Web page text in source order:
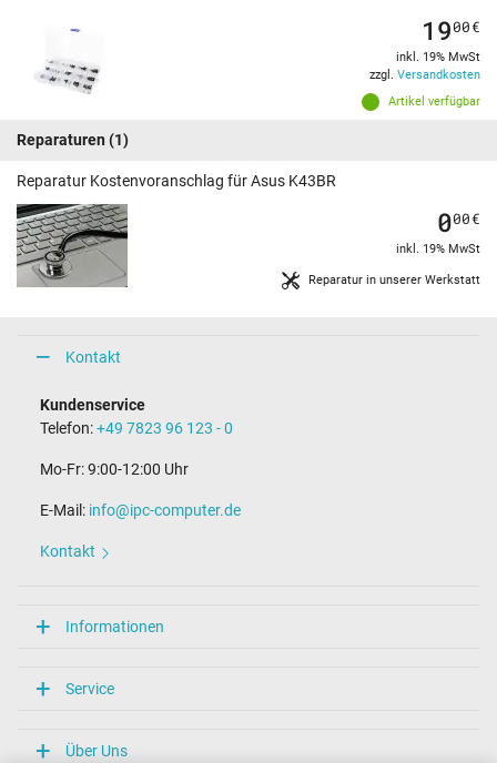
Artikel verfügbar
1900€
inkl. 19% MwSt
zzgl. Versandkosten
Reparaturen (1)
Reparatur Kostenvoranschlag für Asus K43BR
Reparatur in unserer Werkstatt
000€
inkl. 19% MwSt
Kontakt
Kundenservice
Telefon:+49 7823 96 123 - 0
Mo-Fr: 9:00-12:00 Uhr
E-Mail: info@ipc-computer.de
Kontakt
Informationen
Service
Über Uns